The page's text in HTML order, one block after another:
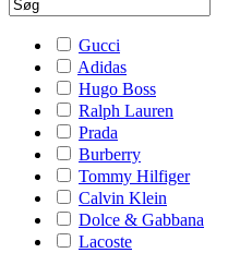
Gucci
Adidas
Hugo Boss
Ralph Lauren
Prada
Burberry
Tommy Hilfiger
Calvin Klein
Dolce & Gabbana
Lacoste